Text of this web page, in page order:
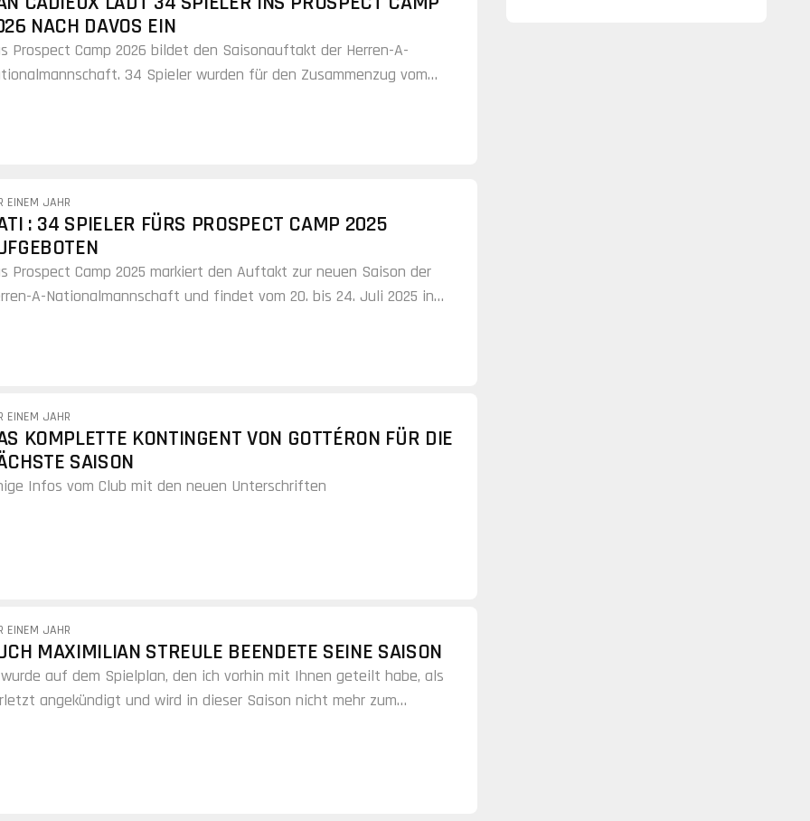
NACH DAVOS EIN
Prospect Camp 2026 bildet den Saisonauftakt der Herren-A-
34 Spieler wurden für den Zusammenzug vom
EINEM JAHR
: 34 SPIELER FÜRS PROSPECT CAMP 2025
Prospect Camp 2025 markiert den Auftakt zur neuen Saison der
A-Nationalmannschaft und findet vom 20. bis 24. Juli 2025 in
EINEM JAHR
KOMPLETTE KONTINGENT VON GOTTÉRON FÜR DIE
SAISON
Infos vom Club mit den neuen Unterschriften
EINEM JAHR
MAXIMILIAN STREULE BEENDETE SEINE SAISON
auf dem Spielplan, den ich vorhin mit Ihnen geteilt habe, als
angekündigt und wird in dieser Saison nicht mehr zum